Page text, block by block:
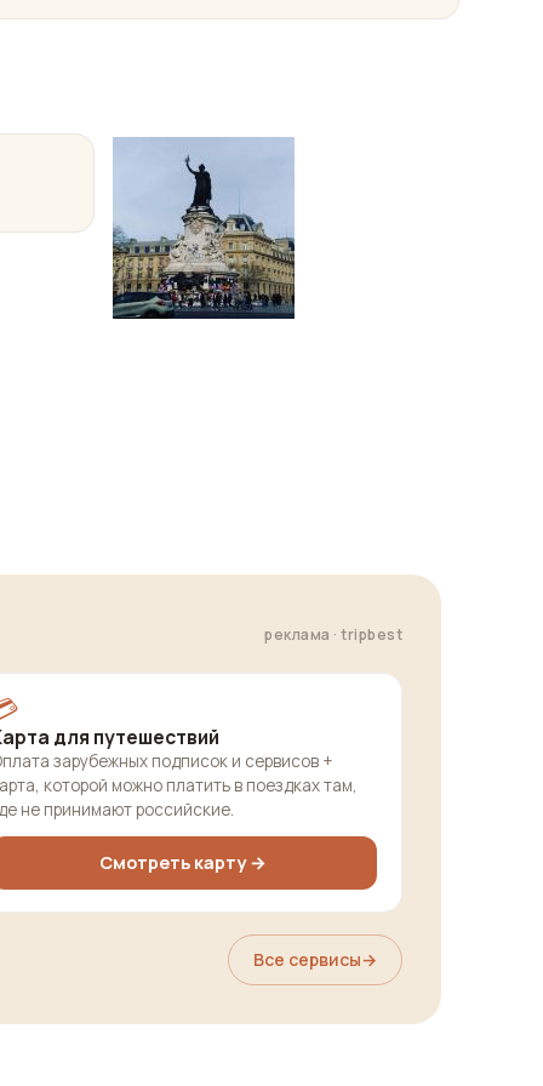
реклама · tripbest
для путешествий
зарубежных подписок и сервисов +
которой можно платить в поездках там,
не принимают российские.
Смотреть карту →
Все сервисы→